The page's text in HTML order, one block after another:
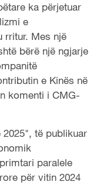
ka përjetuar
e
rritur. Mes një
bërë një ngjarje
e Kinës në
komenti i CMG-
të publikuar
paralele
për vitin 2024